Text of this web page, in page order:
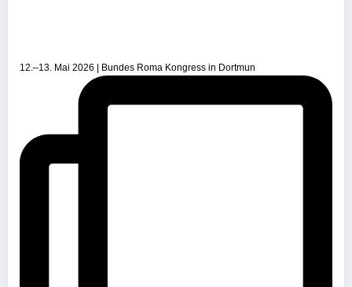
12.–13. Mai 2026 | Bundes Roma Kongress in Dortmun